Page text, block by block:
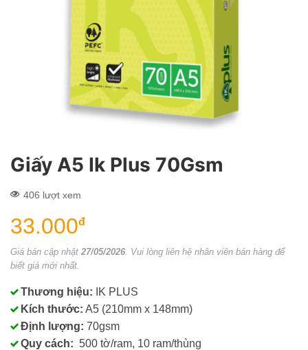
Giấy A5 Ik Plus 70Gsm
406 lượt xem
33.000đ
Giá bán cập nhật 27/05/2026 . Vui lòng liên hệ nhân viên bán hàng để
biết giá mới nhất.
Thương hiệu: IK PLUS
Kích thước: A5 (210mm x 148mm)
Định lượng: 70gsm
Quy cách: 500 tờ/ram, 10 ram/thùng